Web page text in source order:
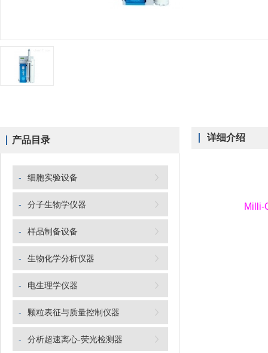
产品目录
- 细胞实验设备
- 分子生物学仪器
- 样品制备设备
- 生物化学分析仪器
- 电生理学仪器
- 颗粒表征与质量控制仪器
- 分析超速离心-荧光检测器
详细介绍
Milli-